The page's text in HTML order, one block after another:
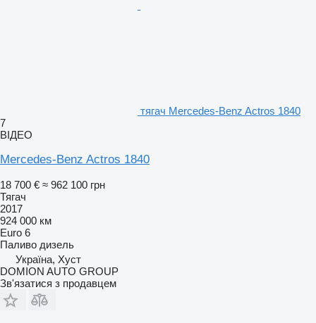
тягач Mercedes-Benz Actros 1840
7
ВІДЕО
Mercedes-Benz Actros 1840
18 700 € ≈ 962 100 грн
Тягач
2017
924 000 км
Euro 6
Паливо дизель
Україна, Хуст
DOMION AUTO GROUP
Зв'язатися з продавцем